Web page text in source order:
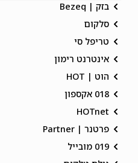
בזק | Bezeq
סלקום
טריפל סי
אינטרנט רימון
הוט | HOT
018 אקספון
HOTnet
פרטנר | Partner
019 מובייל